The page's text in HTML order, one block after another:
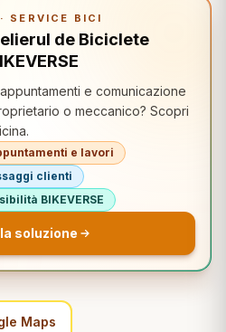
SERVICE BICI
de Biciclete
e comunicazione
o meccanico? Scopri
e lavori
clienti
BIKEVERSE
soluzione
Maps